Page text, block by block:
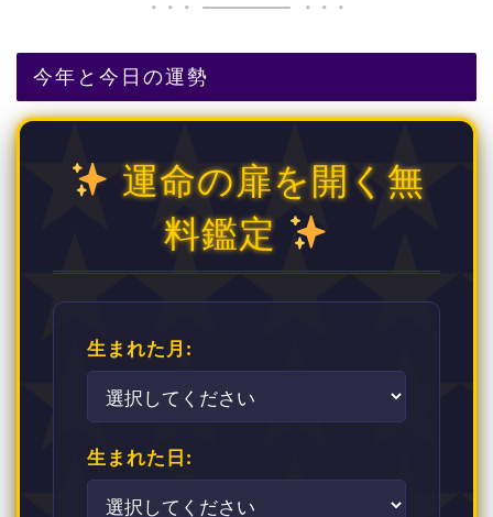
今年と今日の運勢
運命の扉を開く無
料鑑定
生まれた月:
生まれた日: